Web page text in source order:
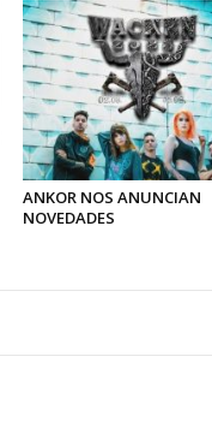
ANKOR NOS ANUNCIAN
NOVEDADES